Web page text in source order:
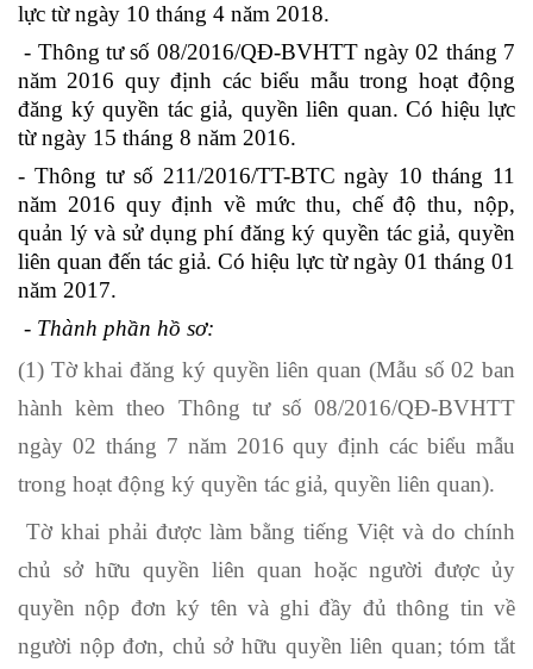
lực từ ngày 10 tháng 4 năm 2018.
- Thông tư số 08/2016/QĐ-BVHTT ngày 02 tháng 7
năm 2016 quy định các biểu mẫu trong hoạt động
đăng ký quyền tác giả, quyền liên quan. Có hiệu lực
từ ngày 15 tháng 8 năm 2016.
- Thông tư số 211/2016/TT-BTC ngày 10 tháng 11
năm 2016 quy định về mức thu, chế độ thu, nộp,
quản lý và sử dụng phí đăng ký quyền tác giả, quyền
liên quan đến tác giả. Có hiệu lực từ ngày 01 tháng 01
năm 2017.
- Thành phần hồ sơ:
(1) Tờ khai đăng ký quyền liên quan (Mẫu số 02 ban
hành kèm theo Thông tư số 08/2016/QĐ-BVHTT
ngày 02 tháng 7 năm 2016 quy định các biểu mẫu
trong hoạt động ký quyền tác giả, quyền liên quan).
Tờ khai phải được làm bằng tiếng Việt và do chính
chủ sở hữu quyền liên quan hoặc người được ủy
quyền nộp đơn ký tên và ghi đầy đủ thông tin về
người nộp đơn, chủ sở hữu quyền liên quan; tóm tắt